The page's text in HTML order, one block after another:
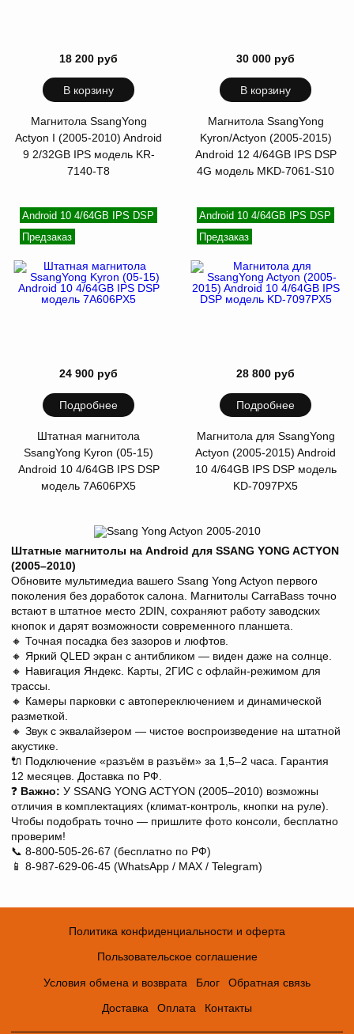
18 200 руб
В корзину
Магнитола SsangYong
Actyon I (2005-2010) Android
9 2/32GB IPS модель KR-
7140-T8
30 000 руб
В корзину
Магнитола SsangYong
Kyron/Actyon (2005-2015)
Android 12 4/64GB IPS DSP
4G модель MKD-7061-S10
Android 10 4/64GB IPS DSP
Предзаказ
24 900 руб
Подробнее
Штатная магнитола
SsangYong Kyron (05-15)
Android 10 4/64GB IPS DSP
модель 7A606PX5
Android 10 4/64GB IPS DSP
Предзаказ
28 800 руб
Подробнее
Магнитола для SsangYong
Actyon (2005-2015) Android
10 4/64GB IPS DSP модель
KD-7097PX5
Штатные магнитолы на Android для SSANG YONG ACTYON
(2005–2010)
Обновите мультимедиа вашего Ssang Yong Actyon первого
поколения без доработок салона. Магнитолы CarraBass точно
встают в штатное место 2DIN, сохраняют работу заводских
кнопок и дарят возможности современного планшета.
🔸 Точная посадка без зазоров и люфтов.
🔸 Яркий QLED экран с антибликом — виден даже на солнце.
🔸 Навигация Яндекс. Карты, 2ГИС с офлайн-режимом для
трассы.
🔸 Камеры парковки с автопереключением и динамической
разметкой.
🔸 Звук с эквалайзером — чистое воспроизведение на штатной
акустике.
🔌 Подключение «разъём в разъём» за 1,5–2 часа. Гарантия
12 месяцев. Доставка по РФ.
❓ Важно: У SSANG YONG ACTYON (2005–2010) возможны
отличия в комплектациях (климат-контроль, кнопки на руле).
Чтобы подобрать точно — пришлите фото консоли, бесплатно
проверим!
📞 8-800-505-26-67 (бесплатно по РФ)
📱 8-987-629-06-45 (WhatsApp / MAX / Telegram)
Политика конфиденциальности и оферта
Пользовательское соглашение
Условия обмена и возврата Блог Обратная связь
Доставка Оплата Контакты